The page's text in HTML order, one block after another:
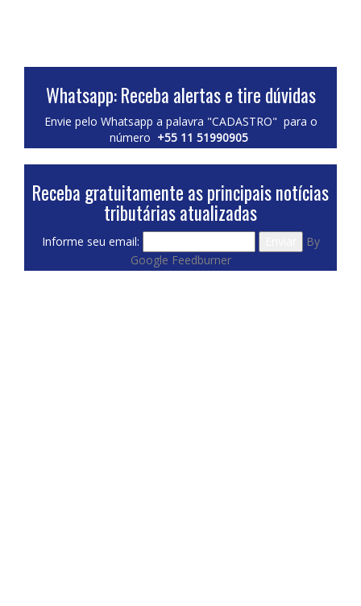
Whatsapp: Receba alertas e tire dúvidas
Envie pelo Whatsapp a palavra "CADASTRO" para o
número +55 11 51990905
Receba gratuitamente as principais notícias
tributárias atualizadas
Informe seu email:
By
Google Feedburner